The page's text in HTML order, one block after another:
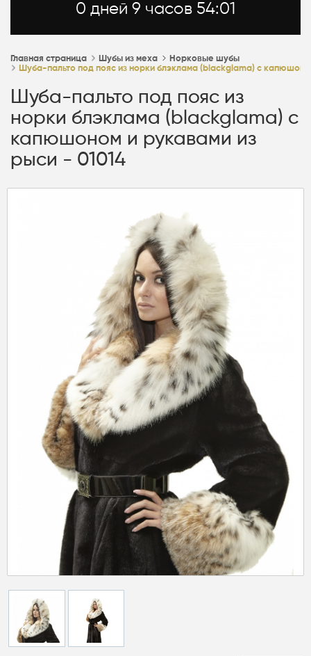
0 дней 9 часов 54:00
Главная страница Шубы из меха
Норковые шубы
Шуба-пальто под пояс из норки блэклама (blackglama) с
Шуба-пальто под пояс из
норки блэклама (blackglama) с
капюшоном и рукавами из
рыси - 01014